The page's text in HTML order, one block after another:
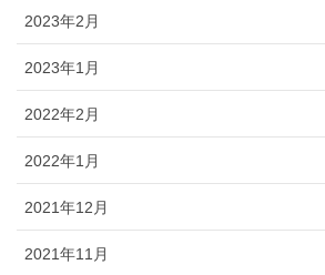
2023年2月
2023年1月
2022年2月
2022年1月
2021年12月
2021年11月